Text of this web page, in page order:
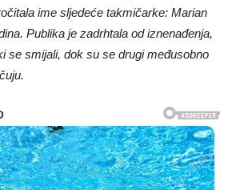
ime sljedeće takmičarke: Marian
Publika je zadrhtala od iznenađenja,
se smijali, dok su se drugi međusobno